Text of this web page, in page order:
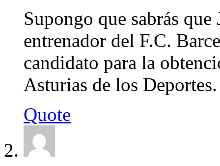
Supongo que sabrás
entrenador del F.C.
candidato para la
Asturias de los Deportes.
Quote